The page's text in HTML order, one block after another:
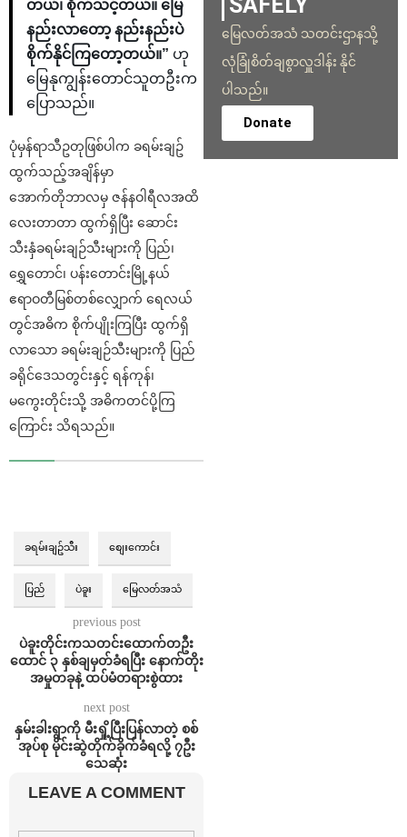
တယ်၊ စိုက်သင့်တယ်။ မြေ
နည်းလာတော့ နည်းနည်းပဲ
စိုက်နိုင်ကြတော့တယ်။” ဟု
မြေနုကျွန်းတောင်သူတဦးက
ပြောသည်။
ပုံမှန်ရာသီဥတုဖြစ်ပါက ခရမ်းချဥ်
ထွက်သည့်အချိန်မှာ
အောက်တိုဘာလမှ ဇန်နဝါရီလအထိ
လေးတာတာ ထွက်ရှိပြီး ဆောင်း
သီးနှံခရမ်းချဉ်သီးများကို ပြည်၊
ရွှေတောင်၊ ပန်းတောင်းမြို့နယ်
ဧရာဝတီမြစ်တစ်လျှောက် ရေလယ်
တွင်အဓိက စိုက်ပျိုးကြပြီး ထွက်ရှိ
လာသော ခရမ်းချဉ်သီးများကို ပြည်
ခရိုင်ဒေသတွင်းနှင့် ရန်ကုန်၊
မကွေးတိုင်းသို့ အဓိကတင်ပို့ကြ
ကြောင်း သိရသည်။
ခရမ်းချဥ်သီး စျေးကောင်း
ပြည် ပဲခူး မြေလတ်အသံ
previous post
ပဲခူးတိုင်းကသတင်းထောက်တဦး
ထောင် ၃ နှစ်ချမှတ်ခံရပြီး နောက်တိုး
အမှုတခုနဲ့ ထပ်မံတရားစွဲထား
next post
နှမ်းခါးရွာကို မီးရှို့ပြီးပြန်လာတဲ့ စစ်
အုပ်စု မိုင်းဆွဲတိုက်ခိုက်ခံရလို့ ၇ဦး
သေဆုံး
LEAVE A COMMENT
မြေလတ်အသံ သတင်းဌာနသို့
လုံခြုံစိတ်ချစွာလှူဒါန်း နိုင်
ပါသည်။
Donate